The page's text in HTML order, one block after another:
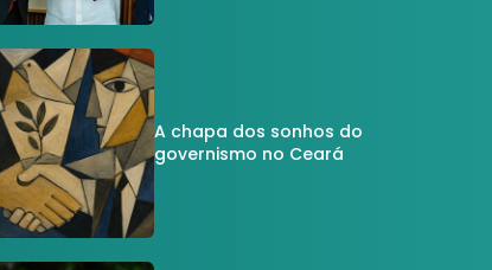
A chapa dos sonhos do
governismo no Ceará